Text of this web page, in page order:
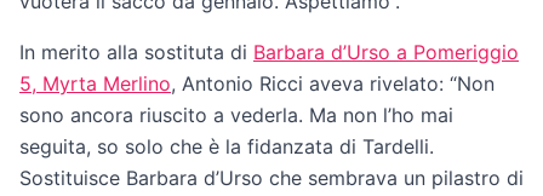
In merito alla sostituta di Barbara d’Urso a Pomeriggio
5, Myrta Merlino, Antonio Ricci aveva rivelato: “Non
sono ancora riuscito a vederla. Ma non l’ho mai
seguita, so solo che è la fidanzata di Tardelli.
Sostituisce Barbara d’Urso che sembrava un pilastro di